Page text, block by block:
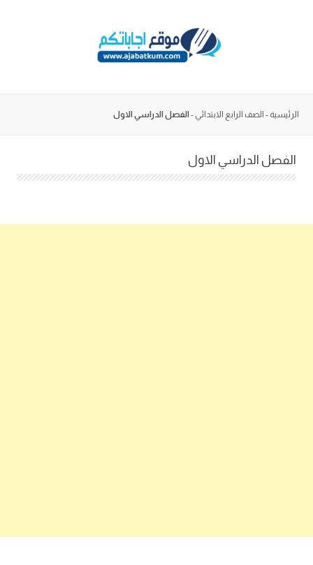
الرئيسية - الصف الرابع الابتدائي - الفصل الدراسي الاول
الفصل الدراسي الاول